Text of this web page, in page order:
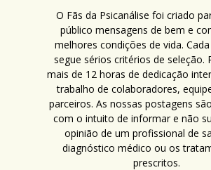
O Fãs da Psicanálise foi criado
público mensagens de bem e
melhores condições de vida.
segue sérios critérios de seleção.
mais de 12 horas de dedicação
trabalho de colaboradores,
parceiros. As nossas postagens
com o intuito de informar e não
opinião de um profissional de
diagnóstico médico ou os
prescritos.